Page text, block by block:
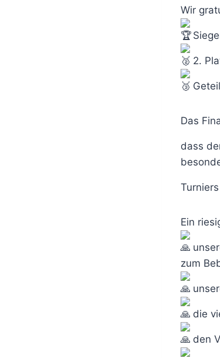
Wir
2.
Das
dass
Ein
zum
die
den